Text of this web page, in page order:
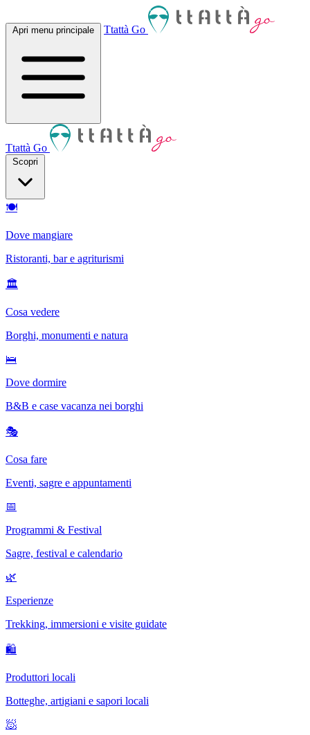
Apri menu principale Ttattà Go
Ttattà Go
Scopri
🍽
Dove mangiare
Ristoranti, bar e agriturismi
🏛
Cosa vedere
Borghi, monumenti e natura
🛌
Dove dormire
B&B e case vacanza nei borghi
🎭
Cosa fare
Eventi, sagre e appuntamenti
📅
Programmi & Festival
Sagre, festival e calendario
🌿
Esperienze
Trekking, immersioni e visite guidate
🛍
Produttori locali
Botteghe, artigiani e sapori locali
🧖